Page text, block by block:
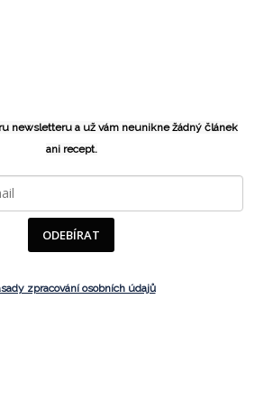
newsletteru a už vám neunikne žádný článek
ani recept.
ODEBÍRAT
zpracování osobních údajů